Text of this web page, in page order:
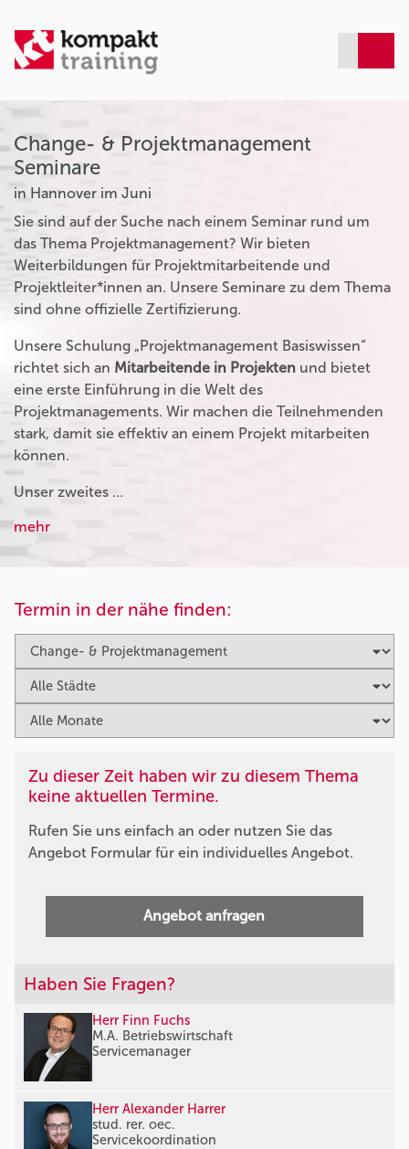
Change- & Projektmanagement
Seminare
in Hannover im Juni
Sie sind auf der Suche nach einem Seminar rund um
das Thema Projektmanagement? Wir bieten
Weiterbildungen für Projektmitarbeitende und
Projektleiter*innen an. Unsere Seminare zu dem Thema
sind ohne offizielle Zertifizierung.
Unsere Schulung „Projektmanagement Basiswissen“
richtet sich an Mitarbeitende in Projekten und bietet
eine erste Einführung in die Welt des
Projektmanagements. Wir machen die Teilnehmenden
stark, damit sie effektiv an einem Projekt mitarbeiten
können.
Unser zweites …
mehr
Termin in der nähe finden:
Zu dieser Zeit haben wir zu diesem Thema
keine aktuellen Termine.
Rufen Sie uns einfach an oder nutzen Sie das
Angebot Formular für ein individuelles Angebot.
Angebot anfragen
Haben Sie Fragen?
Herr Finn Fuchs
M.A. Betriebswirtschaft
Servicemanager
Herr Alexander Harrer
stud. rer. oec.
Servicekoordination